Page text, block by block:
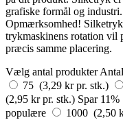
grafiske formål og
Opmærksomhed!
trykmaskinens rotation vil
præcis samme placering.
Vælg antal produkter
75 (3,29 kr pr. stk.)
(2,95 kr pr. stk.) Spar 11%
populære
1000 (2,50